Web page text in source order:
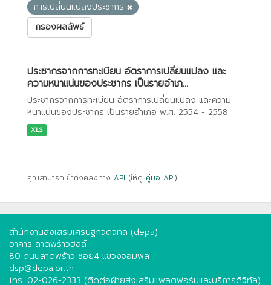
การเปลี่ยนแปลงประชากร
กรองผลลัพธ์
ประชากรจากการทะเบียน อัตราการเปลี่ยนแปลง และ
ความหนาแน่นของประชากร เป็นรายอำเภ...
ประชากรจากการทะเบียน อัตราการเปลี่ยนแปลง และความ
หนาแน่นของประชากร เป็นรายอำเภอ พ.ศ. 2554 - 2558
XLS
คุณสามารถเข้าถึงคลังทาง API (ให้ดู คู่มือ API).
สำนักงานส่งเสริมเศรษฐกิจดิจิทัล (depa)
อาคาร ลาดพร้าวฮิลล์
80 ถนนลาดพร้าว ซอย4 แขวงจอมพล
dsp@depa.or.th
โทร. 02-026-2333 (ติดต่อฝ่ายส่งเสริมแพลตฟอร์มและบริการดิจิทัล)